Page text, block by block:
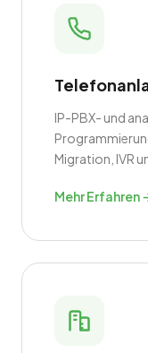
IP-PBX- und
Migration, IVR
Mehr Erfahren